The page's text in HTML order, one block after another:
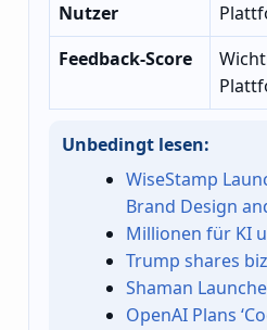
Nutzer
Feedback-Score
Unbedingt lesen:
WiseStamp
Brand Design
Millionen für KI
Trump shares
Shaman
OpenAI Plans